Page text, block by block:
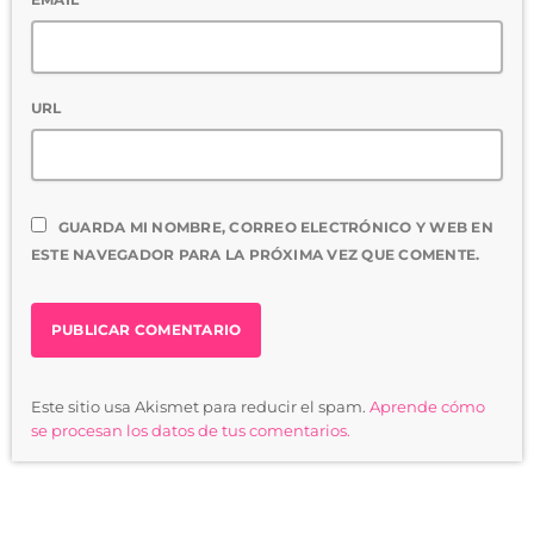
URL
GUARDA MI NOMBRE, CORREO ELECTRÓNICO Y WEB EN
ESTE NAVEGADOR PARA LA PRÓXIMA VEZ QUE COMENTE.
Este sitio usa Akismet para reducir el spam. Aprende cómo
se procesan los datos de tus comentarios.